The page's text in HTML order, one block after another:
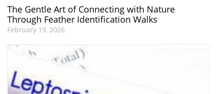
The Gentle Art of Connecting with Nature
Through Feather Identification Walks
February 19, 2026